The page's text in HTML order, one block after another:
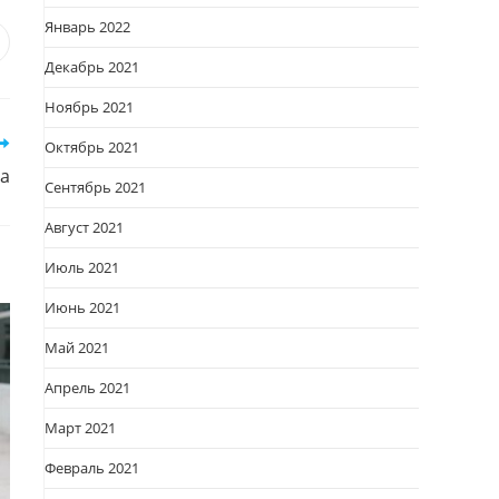
Январь 2022
Декабрь 2021
Ноябрь 2021
Октябрь 2021
Сентябрь 2021
Август 2021
Июль 2021
Июнь 2021
Май 2021
Апрель 2021
Март 2021
Февраль 2021